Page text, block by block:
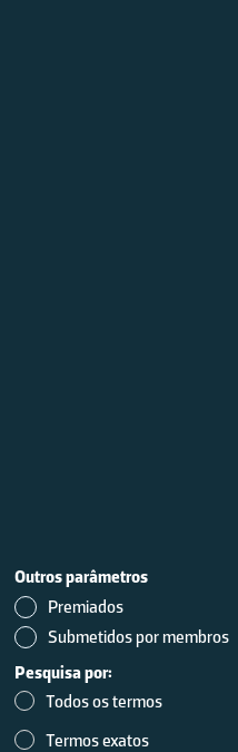
Outros parâmetros
Premiados
Submetidos por membros
Pesquisa por:
Todos os termos
Termos exatos